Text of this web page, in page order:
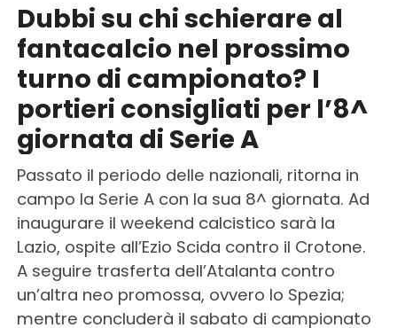
Dubbi su chi schierare al
fantacalcio nel prossimo
turno di campionato? I
portieri consigliati per l’8^
giornata di Serie A
Passato il periodo delle nazionali, ritorna in
campo la Serie A con la sua 8^ giornata. Ad
inaugurare il weekend calcistico sarà la
Lazio, ospite all’Ezio Scida contro il Crotone.
A seguire trasferta dell’Atalanta contro
un’altra neo promossa, ovvero lo Spezia;
mentre concluderà il sabato di campionato